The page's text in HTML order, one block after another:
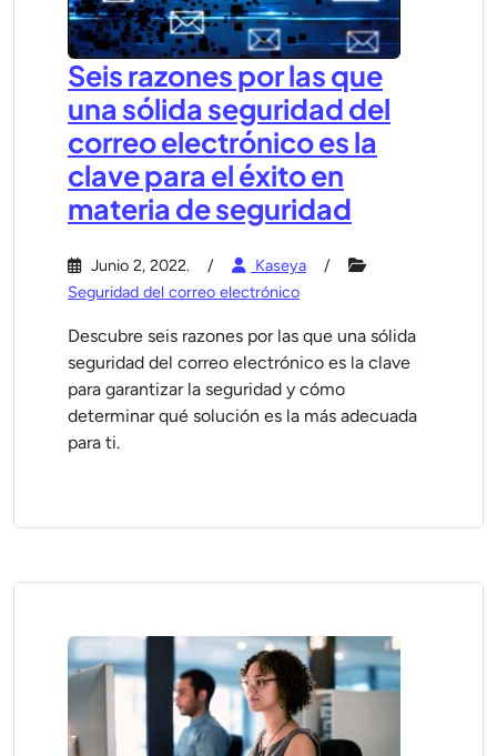
Seis razones por las que
una sólida seguridad del
correo electrónico es la
clave para el éxito en
materia de seguridad
Junio 2, 2022.
Kaseya
Seguridad del correo electrónico
Descubre seis razones por las que una sólida
seguridad del correo electrónico es la clave
para garantizar la seguridad y cómo
determinar qué solución es la más adecuada
para ti.